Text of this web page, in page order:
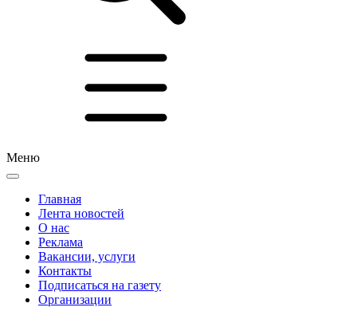
Меню
Главная
Лента новостей
О нас
Реклама
Вакансии, услуги
Контакты
Подписаться на газету
Организации